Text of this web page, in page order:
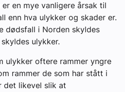
en mye vanligere årsak til
enn hva ulykker og skader er.
dødsfall i Norden skyldes
ulykker.
ulykker oftere rammer yngre
rammer de som har stått i
det likevel slik at